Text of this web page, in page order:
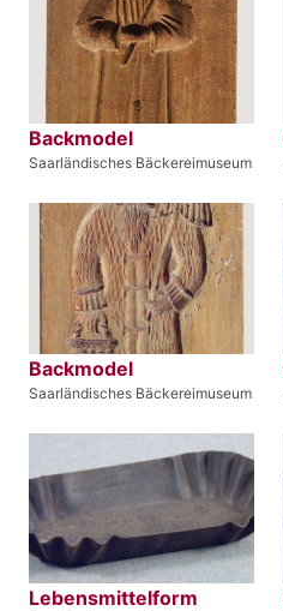
Backmodel
Saarländisches Bäckereimuseum
Backmodel
Saarländisches Bäckereimuseum
Lebensmittelform